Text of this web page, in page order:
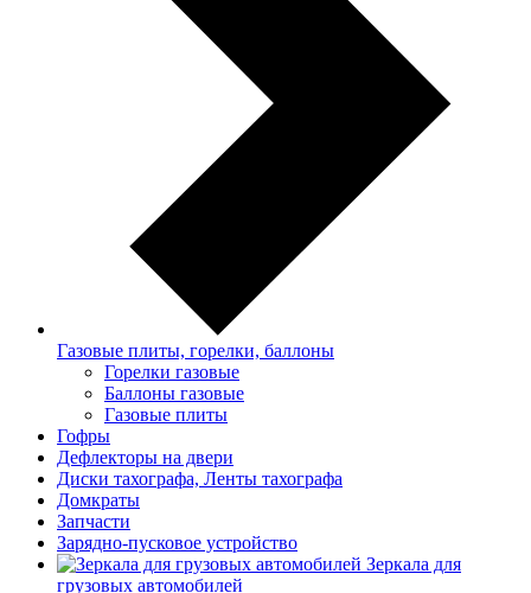
Газовые плиты, горелки, баллоны
Горелки газовые
Баллоны газовые
Газовые плиты
Гофры
Дефлекторы на двери
Диски тахографа, Ленты тахографа
Домкраты
Запчасти
Зарядно-пусковое устройство
Зеркала для
грузовых автомобилей